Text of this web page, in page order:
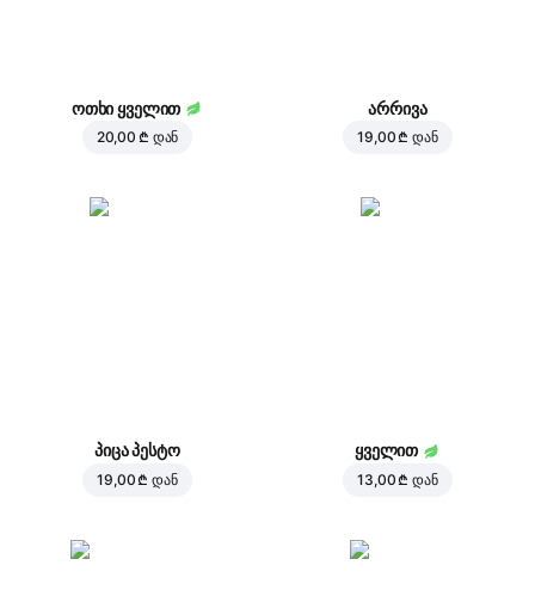
ოთხი ყველით
20,00 ₾ დან
არრივა
19,00 ₾ დან
პიცა პესტო
19,00 ₾ დან
ყველით
13,00 ₾ დან